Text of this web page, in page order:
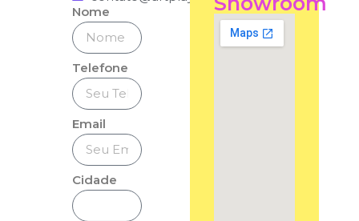
Nome
Telefone
Email
Cidade